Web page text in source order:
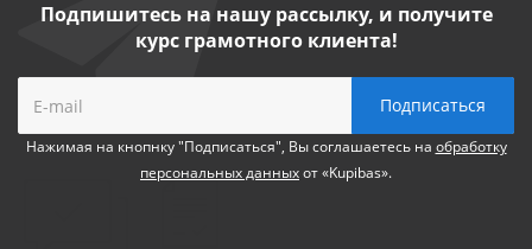
Подпишитесь на нашу рассылку, и получите
курс грамотного клиента!
Нажимая на кнопнку "Подписаться", Вы соглашаетесь на обработку
персональных данныхот «Kupibas».